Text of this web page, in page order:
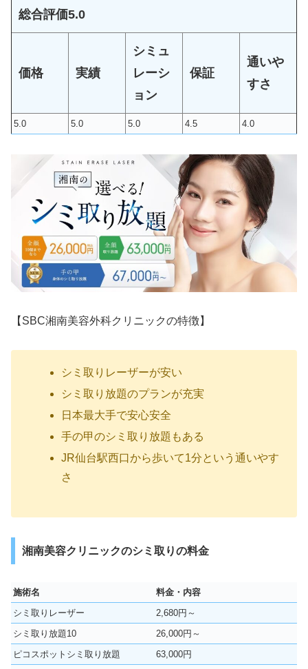
総合評価5.0
価格 実績
シミュ
レーシ
ョン
保証
通いや
すさ
5.0 5.0 5.0 4.5 4.0
【SBC湘南美容外科クリニックの特徴】
シミ取りレーザーが安い
シミ取り放題のプランが充実
日本最大手で安心安全
手の甲のシミ取り放題もある
JR仙台駅西口から歩いて1分という通いやす
さ
湘南美容クリニックのシミ取りの料金
施術名
料金・内容
シミ取りレーザー
2,680円～
シミ取り放題10
26,000円～
ピコスポットシミ取り放題
63,000円